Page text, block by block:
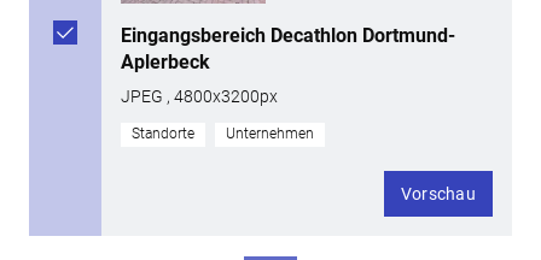
Eingangsbereich Decathlon Dortmund-
Aplerbeck
JPEG , 4800x3200px
Standorte Unternehmen
Vorschau